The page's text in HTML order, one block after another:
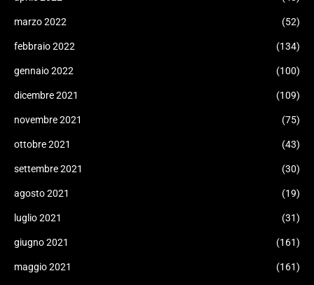
marzo 2022 (52)
febbraio 2022 (134)
gennaio 2022 (100)
dicembre 2021 (109)
novembre 2021 (75)
ottobre 2021 (43)
settembre 2021 (30)
agosto 2021 (19)
luglio 2021 (31)
giugno 2021 (161)
maggio 2021 (161)